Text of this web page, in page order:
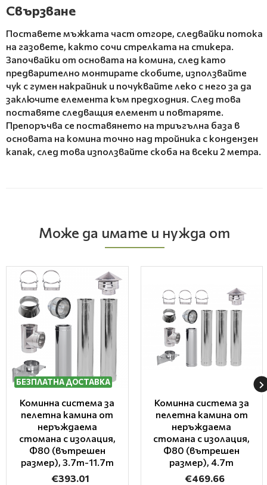
Може да имате и нужда от
БЕЗПЛАТНА ДОСТАВКА
Коминна система за
пелетна камина от
неръждаема
стомана с изолация,
Ф80 (вътрешен
размер), 3.7m-11.7m
€393.01
Коминна система за
пелетна камина от
неръждаема
стомана с изолация,
Ф80 (вътрешен
размер), 4.7m
€469.66
Свързване
Поставете мъжката част отгоре, следвайки потока
на газовете, както сочи стрелката на стикера.
Започвайки от основата на комина, след като
предварително монтирате скобите, използвайте
чук с гумен накрайник и почуквайте леко с него за да
заключите елемента към предходния. След това
поставяте следващия елемент и повтаряте.
Препоръчва се поставянето на триъгълна база в
основата на комина точно над тройника с кондензен
капак, след това използвайте скоба на всеки 2 метра.